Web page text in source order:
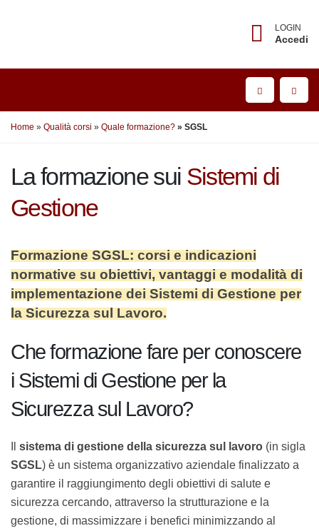
LOGIN
Accedi
Home Qualità corsi Quale formazione? SGSL
La formazione suiSistemi di
Gestione
Formazione SGSL: corsi e indicazioni
normative su obiettivi, vantaggi e modalità
di implementazione dei Sistemi di Gestione
per la Sicurezza sul Lavoro.
Che formazione fare per
conoscere i Sistemi di Gestione
per la Sicurezza sul Lavoro?
Il sistema di gestione della
sicurezza sul lavoro(in siglaSGSL)
è un sistema organizzativo
aziendale finalizzato a garantire il
raggiungimento degli obiettivi di